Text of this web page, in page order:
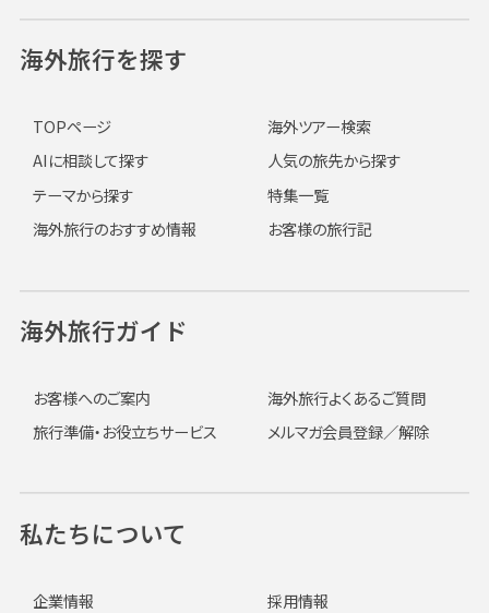
海外旅行を探す
TOPページ
海外ツアー検索
AIに相談して探す
人気の旅先から探す
テーマから探す
特集一覧
海外旅行のおすすめ情報
お客様の旅行記
海外旅行ガイド
お客様へのご案内
海外旅行よくあるご質問
旅行準備・お役立ちサービス
メルマガ会員登録／解除
私たちについて
企業情報 採用情報